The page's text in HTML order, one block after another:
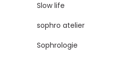
Slow life
sophro atelier
Sophrologie